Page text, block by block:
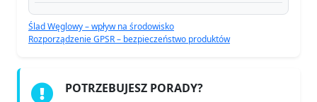
Ślad Węglowy – wpływ na środowisko
Rozporządzenie GPSR – bezpieczeństwo produktów
POTRZEBUJESZ PORADY?